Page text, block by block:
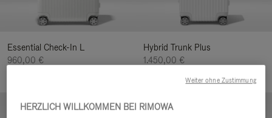
Essential Check-In L
960,00 €
Hybrid Trunk Plus
1.450,00 €
HERZLICH WILLKOMMEN BEI RIMOWA
Weiter ohne Zustimmung